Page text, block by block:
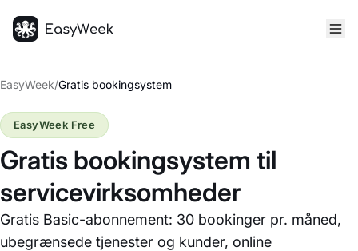
EasyWeek/Gratis bookingsystem
Gratis bookingsystem til
servicevirksomheder
Gratis Basic-abonnement: 30 bookinger pr. måned,
ubegrænsede tjenester og kunder, online
EasyWeek Free